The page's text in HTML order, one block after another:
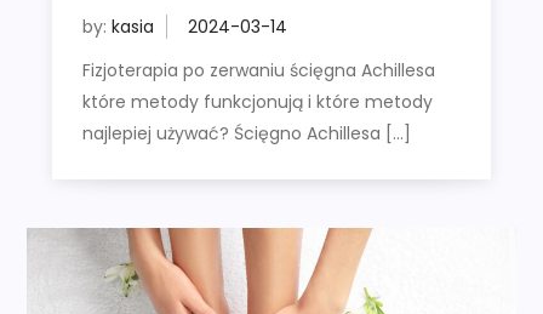
by: kasia
Fizjoterapia po zerwaniu ścięgna Achillesa
które metody funkcjonują i które metody
najlepiej używać? Ścięgno Achillesa […]